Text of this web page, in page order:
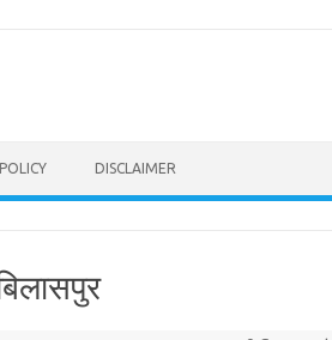
DISCLAIMER